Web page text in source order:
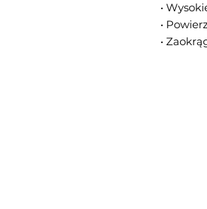
•
•
•